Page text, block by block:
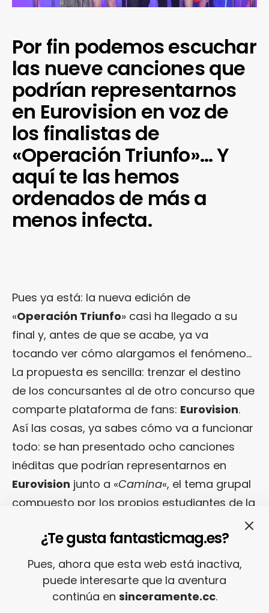
Por fin podemos escuchar
las nueve canciones que
podrían representarnos
en Eurovision en voz de
los finalistas de
«Operación Triunfo»… Y
aquí te las hemos
ordenados de más a
menos infecta.
Pues ya está: la nueva edición de
«Operación Triunfo» casi ha llegado a su
final y, antes de que se acabe, ya va
tocando ver cómo alargamos el fenómeno…
La propuesta es sencilla: trenzar el destino
de los concursantes al de otro concurso que
comparte plataforma de fans: Eurovision.
Así las cosas, ya sabes cómo va a funcionar
todo: se han presentado ocho canciones
inéditas que podrían representarnos en
Eurovision junto a «Camina«, el tema grupal
compuesto por los propios estudiantes de la
Una nueva gala decidirá cuál es la canción
que nos representará en el certamen
europeo pero, por ahora, lo que toca es ir
¿Te gusta fantasticmag.es?
Pues, ahora que esta web está inactiva,
puede interesarte que la aventura
continúa en sinceramente.cc.